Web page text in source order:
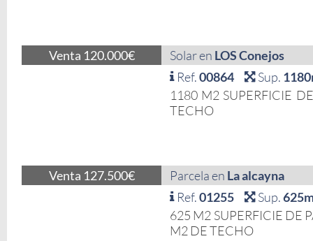
Venta 120.000€ Solar en LOS Conejos
Ref.00864 Sup.
1180 M2 SUPERFICIE
TECHO
Venta 127.500€ Parcela en La alcayna
Ref.01255 Sup.
625 M2 SUPERFICIE DE
M2 DE TECHO